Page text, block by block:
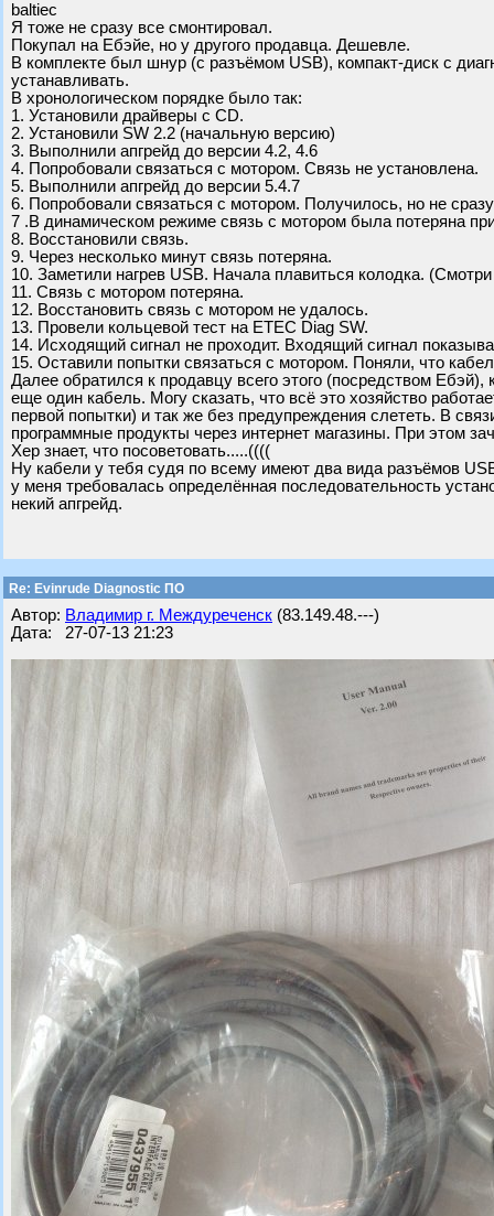
baltiec
Я тоже не сразу все смонтировал.
Покупал на Ебэйе, но у другого продавца. Дешевле.
В комплекте был шнур (с разъёмом USB), компакт-диск с
устанавливать.
В хронологическом порядке было так:
1. Установили драйверы с CD.
2. Установили SW 2.2 (начальную версию)
3. Выполнили апгрейд до версии 4.2, 4.6
4. Попробовали связаться с мотором. Связь не установлена.
5. Выполнили апгрейд до версии 5.4.7
6. Попробовали связаться с мотором. Получилось, но не
7 .В динамическом режиме связь с мотором была потеряна
8. Восстановили связь.
9. Через несколько минут связь потеряна.
10. Заметили нагрев USB. Начала плавиться колодка.
11. Связь с мотором потеряна.
12. Восстановить связь с мотором не удалось.
13. Провели кольцевой тест на ETEC Diag SW.
14. Исходящий сигнал не проходит. Входящий сигнал
15. Оставили попытки связаться с мотором. Поняли, что
Далее обратился к продавцу всего этого (посредством
еще один кабель. Могу сказать, что всё это хозяйство
первой попытки) и так же без предупреждения слететь. В
программные продукты через интернет магазины. При этом
Хер знает, что посоветовать.....((((
Ну кабели у тебя судя по всему имеют два вида разъёмов
у меня требовалась определённая последовательность
некий апгрейд.
Re: Evinrude Diagnostic ПО
Автор: Владимир г. Междуреченск (83.149.48.---)
Дата: 27-07-13 21:23